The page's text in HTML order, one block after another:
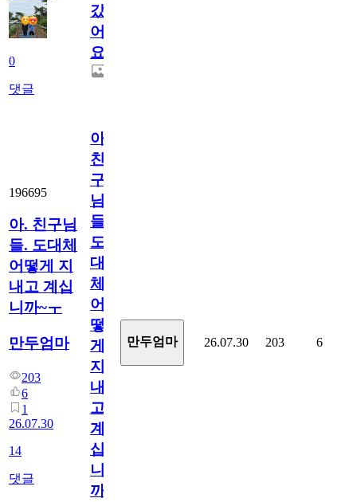
0
댓글
갔
어
요.
196695
아. 친구님
들. 도대체
어떻게 지
내고 계십
니까~ㅜ
만두엄마
203
6
1
26.07.30
14
댓글
아.
친
구
님
들.
도
대
체
어
떻
게
지
내
고
계
십
니
까
만두엄마 26.07.30 203 6